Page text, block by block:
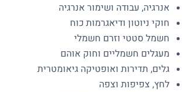
אנרגיה, עבודה ושימור אנרגיה
חוקי ניוטון ודיאגרמות כוח
חשמל סטטי וזרם חשמלי
מעגלים חשמליים וחוק אוהם
גלים, תדירות ואופטיקה גיאומטרית
לחץ, צפיפות וצפה